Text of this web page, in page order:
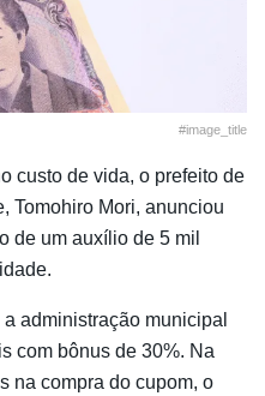
#image_title
custo de vida, o prefeito de
Tomohiro Mori, anunciou
de um auxílio de 5 mil
administração municipal
com bônus de 30%. Na
na compra do cupom, o